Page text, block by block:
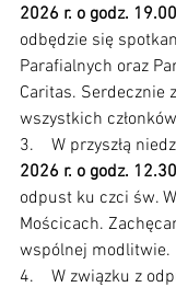
2026 r. o godz. 19.00
odbędzie się
Parafialnych oraz
Caritas. Serdecznie
wszystkich
3.    W przyszłą
2026 r. o godz. 12.30
odpust ku czci św.
Mościcach.
wspólnej modlitwie.
4.    W związku z